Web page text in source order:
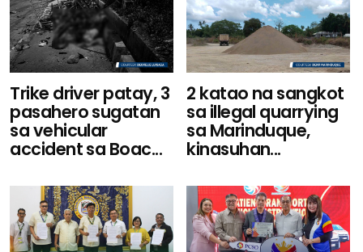
Trike driver patay, 3
pasahero sugatan
sa vehicular
accident sa Boac...
2 katao na sangkot
sa illegal quarrying
sa Marinduque,
kinasuhan...